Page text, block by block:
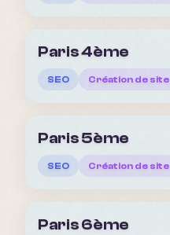
Paris 4ème
SEO Création de site
Paris 5ème
SEO Création de site
Paris 6ème